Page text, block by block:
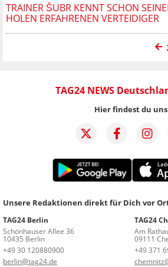
TRAINER ŠUBR KENNT SCHON
HOLEN ERFAHRENEN VERTEIDIGER
TAG24 NEWS
Hier findest du
Unsere Redaktionen direkt für Dich vor
TAG24 Berlin
Schönhauser Allee 36
10435 Berlin
+49 30 120880900
berlin@tag24.de
TAG24
Am
09111
+49 371